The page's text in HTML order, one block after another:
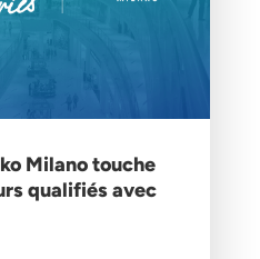
Milano touche
qualifiés avec